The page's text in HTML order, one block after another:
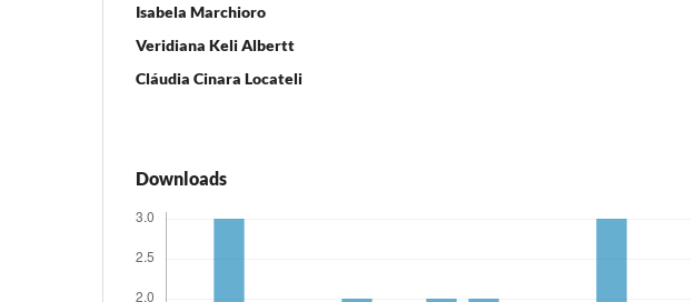
Isabela Marchioro
Veridiana Keli Albertt
Cláudia Cinara Locateli
Downloads